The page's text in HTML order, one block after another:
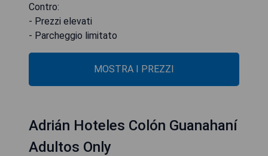
Contro:
- Prezzi elevati
- Parcheggio limitato
MOSTRA I PREZZI
Adrián Hoteles Colón Guanahaní
Adultos Only